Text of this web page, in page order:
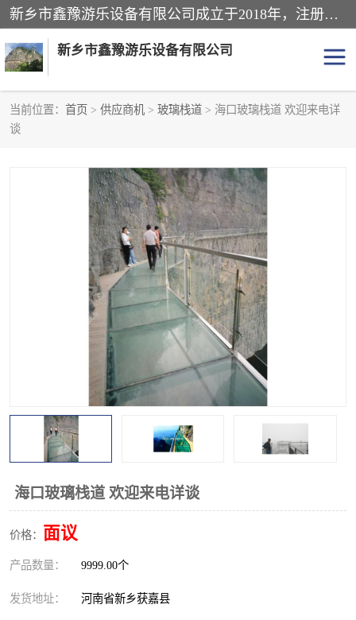
新乡市鑫豫游乐设备有限公司成立于2018年，注册地位于河南省。经营范围包括游乐设备、滑索、滑道、空中自行车、吊桥、拓展器材、攀岩器材、趣桥、悬崖秋千、网红桥、儿童乐园设备、水上乐园设备、丛林穿越设备、音乐呐喊设备、轨道滑车、栈道、玻璃滑道、观景平台、景观包装的设计、制造、销售、安装、维修，景区策划服务。
新乡市鑫豫游乐设备有限公司
当前位置： 首页 > 供应商机 > 玻璃栈道 > 海口玻璃栈道 欢迎来电详
谈
海口玻璃栈道 欢迎来电详谈
价格： 面议
产品数量： 9999.00个
发货地址： 河南省新乡获嘉县
儿童乐园设备
水上乐园设备
攀岩器材
空中自行车
玻璃滑道
网红桥
丛林穿越设备
音乐呐喊设备
玻璃栈道